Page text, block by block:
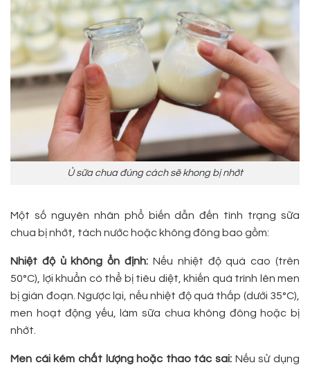
Ủ sữa chua đúng cách sẽ khong bị nhớt
Một số nguyên nhân phổ biến dẫn đến tình trạng sữa
chua bị nhớt, tách nước hoặc không đông bao gồm:
Nhiệt độ ủ không ổn định: Nếu nhiệt độ quá cao (trên
50°C), lợi khuẩn có thể bị tiêu diệt, khiến quá trình lên men
bị gián đoạn. Ngược lại, nếu nhiệt độ quá thấp (dưới 35°C),
men hoạt động yếu, làm sữa chua không đông hoặc bị
nhớt.
Men cái kém chất lượng hoặc thao tác sai: Nếu sử dụng